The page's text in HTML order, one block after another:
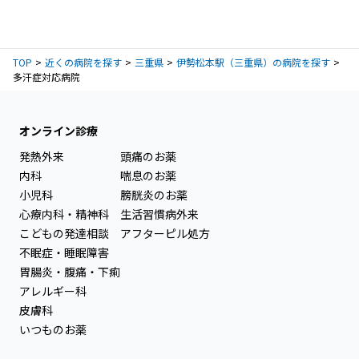
TOP 近くの病院を探す 三重県
伊勢松本駅（三重県）の病院を探す
多汗症対応病院
オンライン診療
発熱外来
内科
小児科
心療内科・精神科
こどもの発達相談
不眠症・睡眠障害
胃腸炎・腹痛・下痢
アレルギー科
皮膚科
いつものお薬
頭痛のお薬
喘息のお薬
膀胱炎のお薬
生活習慣病外来
アフターピル処方